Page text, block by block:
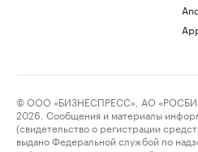
© ООО «БИЗНЕСПРЕСС», АО
2026. Сообщения и материалы
(свидетельство о регистрации
выдано Федеральной службой по